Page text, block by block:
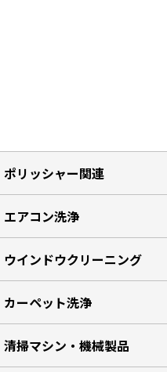
ポリッシャー関連
エアコン洗浄
ウインドウクリーニング
カーペット洗浄
清掃マシン・機械製品